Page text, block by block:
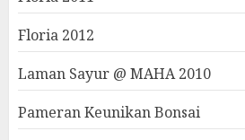
Floria 2012
Laman Sayur @ MAHA 2010
Pameran Keunikan Bonsai